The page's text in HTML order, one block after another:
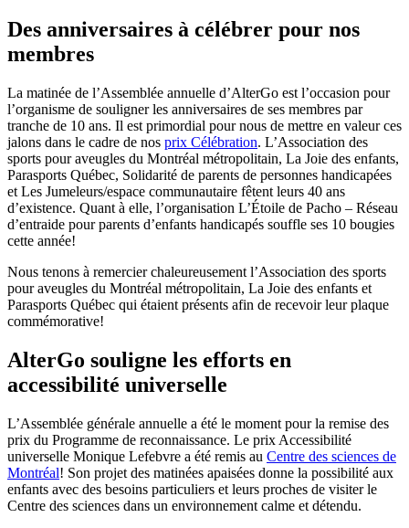
Des anniversaires à célébrer pour nos
membres
La matinée de l’Assemblée annuelle d’AlterGo est l’occasion pour
l’organisme de souligner les anniversaires de ses membres par
tranche de 10 ans. Il est primordial pour nous de mettre en valeur ces
jalons dans le cadre de nos prix Célébration. L’Association des
sports pour aveugles du Montréal métropolitain, La Joie des enfants,
Parasports Québec, Solidarité de parents de personnes handicapées
et Les Jumeleurs/espace communautaire fêtent leurs 40 ans
d’existence. Quant à elle, l’organisation L’Étoile de Pacho – Réseau
d’entraide pour parents d’enfants handicapés souffle ses 10 bougies
cette année!
Nous tenons à remercier chaleureusement l’Association des sports
pour aveugles du Montréal métropolitain, La Joie des enfants et
Parasports Québec qui étaient présents afin de recevoir leur plaque
commémorative!
AlterGo souligne les efforts en
accessibilité universelle
L’Assemblée générale annuelle a été le moment pour la remise des
prix du Programme de reconnaissance. Le prix Accessibilité
universelle Monique Lefebvre a été remis au Centre des sciences de
Montréal! Son projet des matinées apaisées donne la possibilité aux
enfants avec des besoins particuliers et leurs proches de visiter le
Centre des sciences dans un environnement calme et détendu.